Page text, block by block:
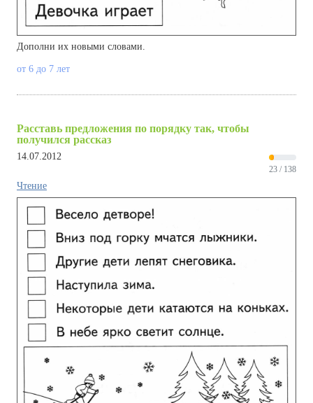
Дополни их новыми словами.
от 6 до 7 лет
Расставь предложения по порядку так, чтобы
получился рассказ
14.07.2012
23 / 138
Чтение